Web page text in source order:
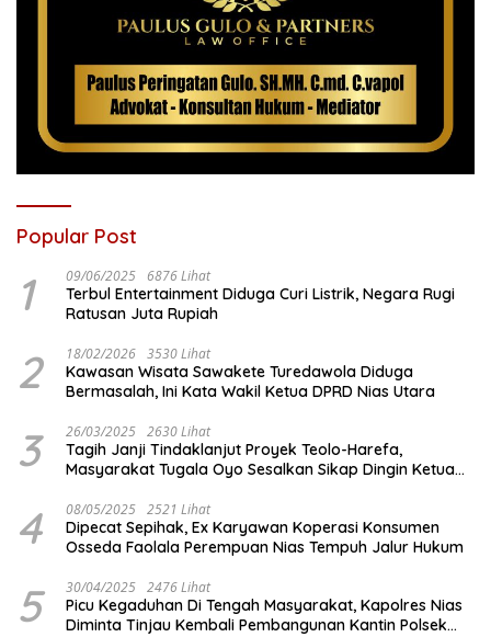
Popular Post
1 09/06/2025 6876 Lihat
Terbul Entertainment Diduga Curi Listrik, Negara Rugi
Ratusan Juta Rupiah
2 18/02/2026 3530 Lihat
Kawasan Wisata Sawakete Turedawola Diduga
Bermasalah, Ini Kata Wakil Ketua DPRD Nias Utara
3 26/03/2025 2630 Lihat
Tagih Janji Tindaklanjut Proyek Teolo-Harefa,
Masyarakat Tugala Oyo Sesalkan Sikap Dingin Ketua
4 08/05/2025 2521 Lihat
Dipecat Sepihak, Ex Karyawan Koperasi Konsumen
Osseda Faolala Perempuan Nias Tempuh Jalur Hukum
5 30/04/2025 2476 Lihat
Picu Kegaduhan Di Tengah Masyarakat, Kapolres Nias
Diminta Tinjau Kembali Pembangunan Kantin Polsek